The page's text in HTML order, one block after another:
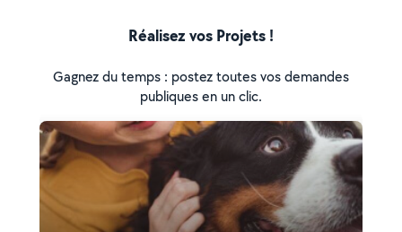
Réalisez vos Projets !
Gagnez du temps : postez toutes vos demandes
publiques en un clic.